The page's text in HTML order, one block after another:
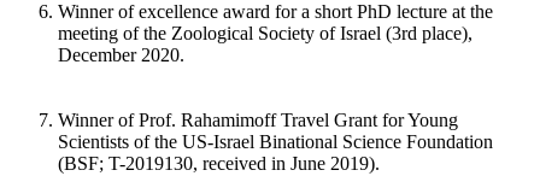
Winner of excellence award for a short PhD lecture at the
meeting of the Zoological Society of Israel (3rd place),
December 2020.
Winner of Prof. Rahamimoff Travel Grant for Young
Scientists of the US-Israel Binational Science Foundation
(BSF; T-2019130, received in June 2019).